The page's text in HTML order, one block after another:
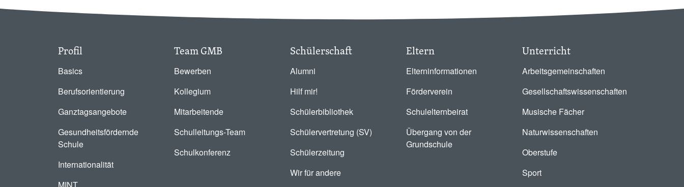
Profil
Basics
Berufsorientierung
Ganztagsangebote
Gesundheitsfördernde
Schule
Internationalität
MINT
Team GMB
Bewerben
Kollegium
Mitarbeitende
Schulleitungs-Team
Schulkonferenz
Schülerschaft
Alumni
Hilf mir!
Schülerbibliothek
Schülervertretung (SV)
Schülerzeitung
Wir für andere
Eltern
Elterninformationen
Förderverein
Schulelternbeirat
Übergang von der
Grundschule
Unterricht
Arbeitsgemeinschaften
Gesellschaftswissenschaften
Musische Fächer
Naturwissenschaften
Oberstufe
Sport